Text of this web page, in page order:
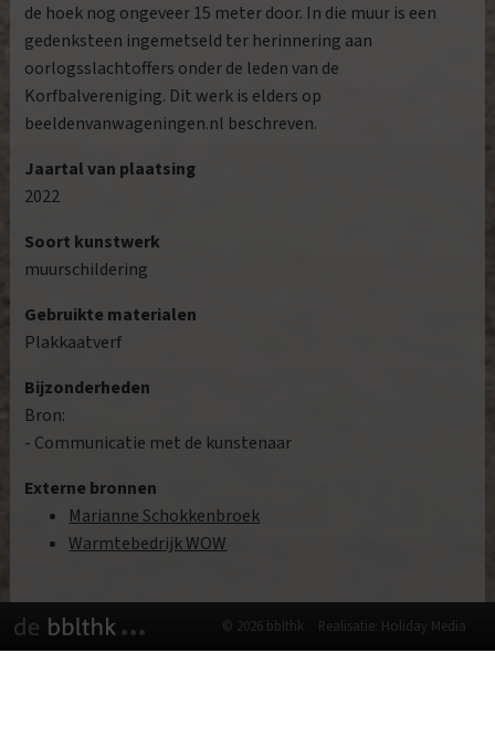
de hoek nog ongeveer 15 meter door. In die muur is een
gedenksteen ingemetseld ter herinnering aan
oorlogsslachtoffers onder de leden van de
Korfbalvereniging. Dit werk is elders op
beeldenvanwageningen.nl beschreven.
Jaartal van plaatsing
2022
Soort kunstwerk
muurschildering
Gebruikte materialen
Plakkaatverf
Bijzonderheden
Bron:
- Communicatie met de kunstenaar
Externe bronnen
Marianne Schokkenbroek
Warmtebedrijk WOW
© 2026 bblthk Realisatie: Holiday Media